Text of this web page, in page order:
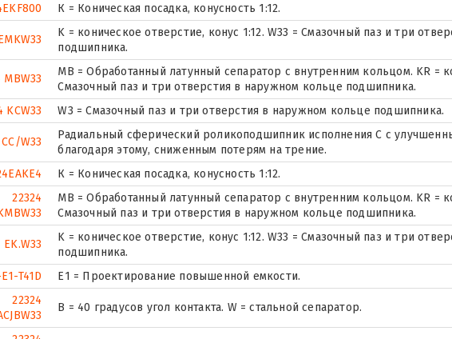
К = Коническая посадка, конусность 1:12.
K = коническое отверстие, конус 1:12. W33 = Смазочный паз и три
подшипника.
MBW33
MB = Обработанный латунный сепаратор с внутренним кольцом. KR =
Смазочный паз и три отверстия в наружном кольце подшипника.
KCW33
W3 = Смазочный паз и три отверстия в наружном кольце подшипника.
W33
Радиальный сферический роликоподшипник исполнения С с
благодаря этому, сниженным потерям на трение.
К = Коническая посадка, конусность 1:12.
22324
MB = Обработанный латунный сепаратор с внутренним кольцом. KR =
Смазочный паз и три отверстия в наружном кольце подшипника.
EK.W33
K = коническое отверстие, конус 1:12. W33 = Смазочный паз и три
подшипника.
T41D
E1 = Проектирование повышенной емкости.
22324
B = 40 градусов угол контакта. W = стальной сепаратор.